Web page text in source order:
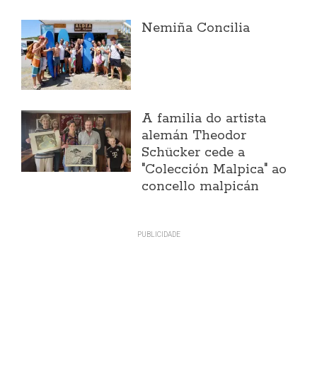
Nemiña Concilia
A familia do artista
alemán Theodor
Schücker cede a
"Colección Malpica" ao
concello malpicán